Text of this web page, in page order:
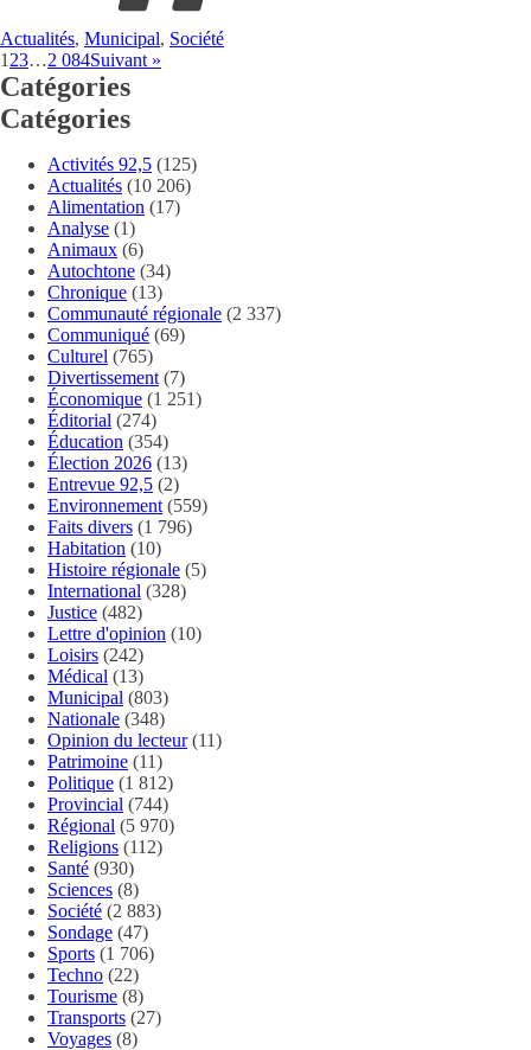
Actualités, Municipal, Société
1 23…2 084Suivant »
Catégories
Catégories
Activités 92,5 (125)
Actualités (10 206)
Alimentation (17)
Analyse (1)
Animaux (6)
Autochtone (34)
Chronique (13)
Communauté régionale (2 337)
Communiqué (69)
Culturel (765)
Divertissement (7)
Économique (1 251)
Éditorial (274)
Éducation (354)
Élection 2026 (13)
Entrevue 92,5 (2)
Environnement (559)
Faits divers (1 796)
Habitation (10)
Histoire régionale (5)
International (328)
Justice (482)
Lettre d'opinion (10)
Loisirs (242)
Médical (13)
Municipal (803)
Nationale (348)
Opinion du lecteur(11)
Patrimoine (11)
Politique (1 812)
Provincial (744)
Régional (5 970)
Religions (112)
Santé (930)
Sciences (8)
Société (2 883)
Sondage (47)
Sports (1 706)
Techno (22)
Tourisme (8)
Transports (27)
Voyages (8)